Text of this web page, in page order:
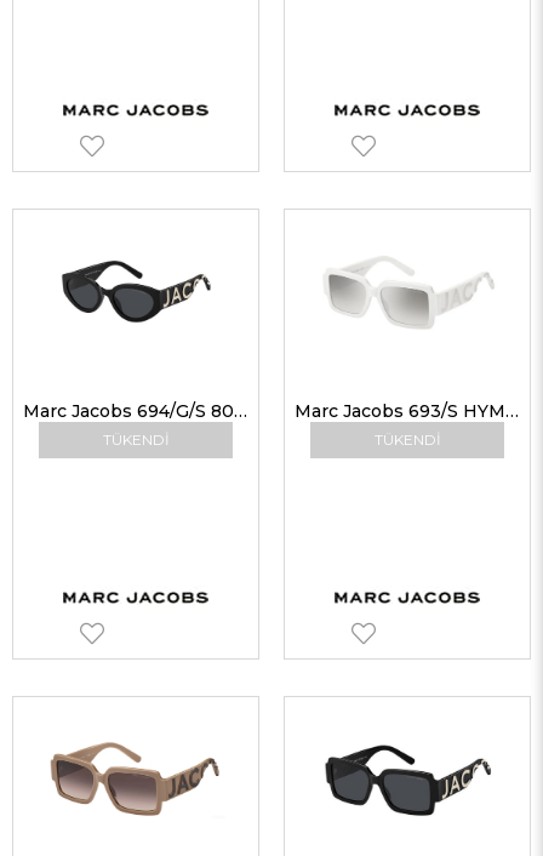
TÜKENDI
Marc Jacobs 694/G/S 80S2K 54 Marc Jacobs Güneş Gözlüğü
TÜKENDI
Marc Jacobs 693/S HYMIC 55 Kadın Güneş Gözlükleri